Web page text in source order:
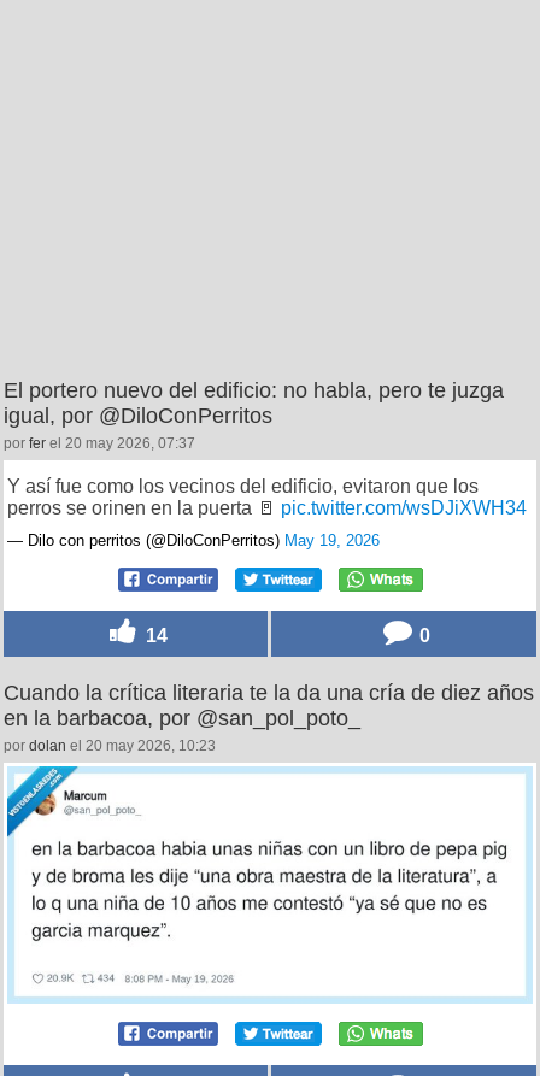
El portero nuevo del edificio: no habla, pero te juzga
igual, por @DiloConPerritos
por fer el 20 may 2026, 07:37
Y así fue como los vecinos del edificio, evitaron que los
perros se orinen en la puerta 🚪 pic.twitter.com/wsDJiXWH34
— Dilo con perritos (@DiloConPerritos) May 19, 2026
14 0
Cuando la crítica literaria te la da una cría de diez años
en la barbacoa, por @san_pol_poto_
por dolan el 20 may 2026, 10:23